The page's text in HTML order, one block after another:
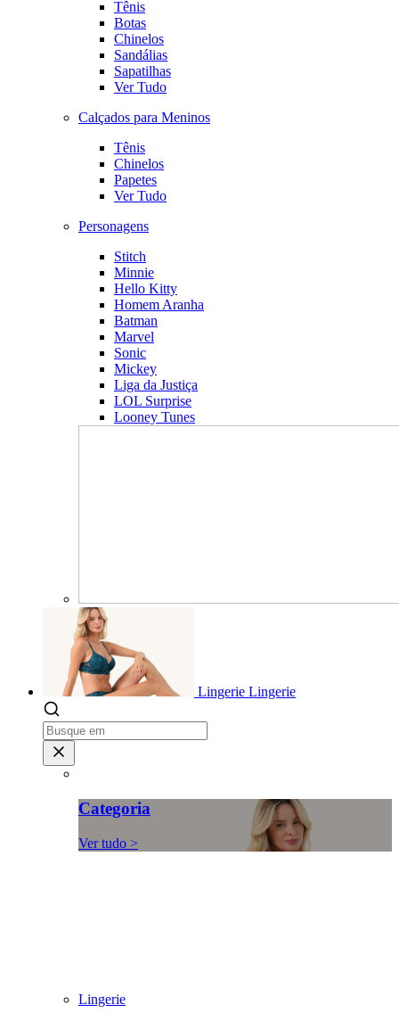
Tênis
Botas
Chinelos
Sandálias
Sapatilhas
Ver Tudo
Calçados para Meninos
Tênis
Chinelos
Papetes
Ver Tudo
Personagens
Stitch
Minnie
Hello Kitty
Homem Aranha
Batman
Marvel
Sonic
Mickey
Liga da Justiça
LOL Surprise
Looney Tunes
Lingerie Lingerie
Categoria
Ver tudo >
Lingerie